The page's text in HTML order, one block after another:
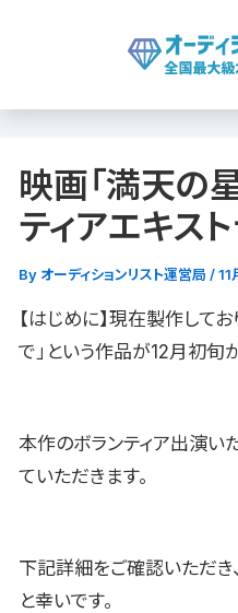
ス
映画「満天の
ティアエキスト
By オーディションリスト運営局 /
【はじめに】現在製作して
で」という作品が12月初旬
本作のボランティア出演い
ていただきます。
下記詳細をご確認いただき
と幸いです。